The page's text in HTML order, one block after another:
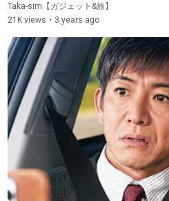
Taka-sim【ガジェット&旅】
21K views • 3 years ago